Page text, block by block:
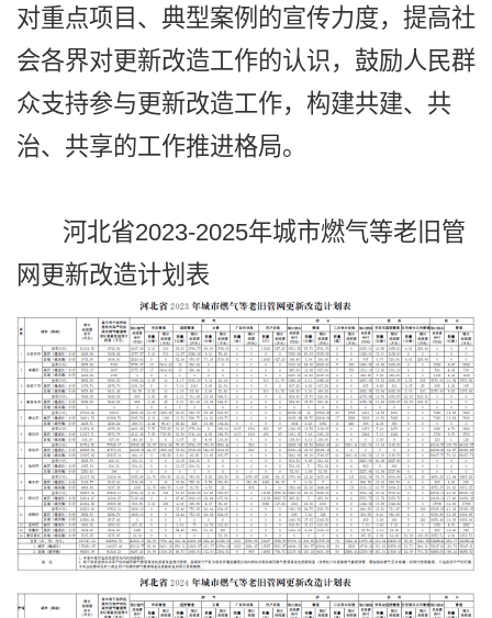
对重点项目、典型案例的宣传力度，提高社
会各界对更新改造工作的认识，鼓励人民群
众支持参与更新改造工作，构建共建、共
治、共享的工作推进格局。
河北省2023-2025年城市燃气等老旧管
网更新改造计划表